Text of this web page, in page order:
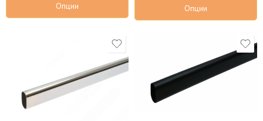
Опции Опции